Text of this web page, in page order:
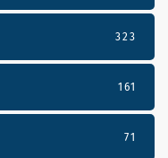
323
161
71